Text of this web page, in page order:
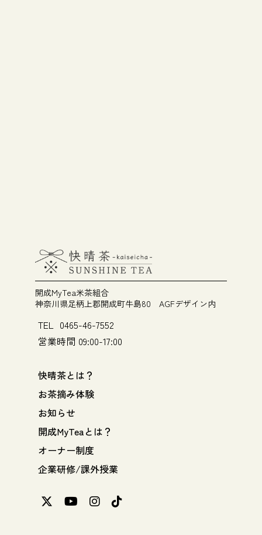
開成MyTea米茶組合
神奈川県足柄上郡開成町牛島80 AGFデザイン内
TEL 0465-46-7552
営業時間 09:00-17:00
快晴茶とは？
お茶摘み体験
お知らせ
開成MyTeaとは？
オーナー制度
企業研修/課外授業